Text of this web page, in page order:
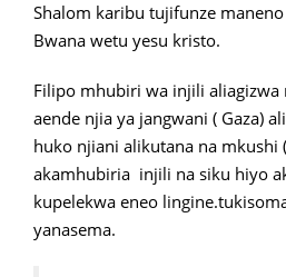
Shalom karibu tujifunze
Bwana wetu yesu kristo.
Filipo mhubiri wa injili aliagizwa
aende njia ya jangwani ( Gaza)
huko njiani alikutana na mkushi
akamhubiria injili na siku hiyo
kupelekwa eneo
yanasema.